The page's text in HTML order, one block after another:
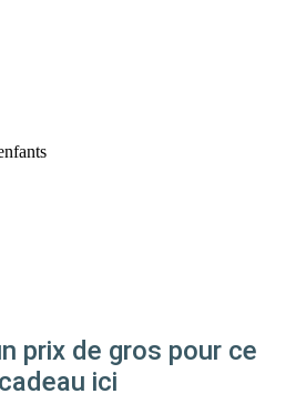
prix de gros pour ce
cadeau ici